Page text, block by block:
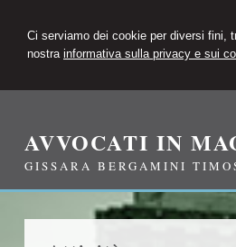
Ci serviamo dei cookie per diversi fini,
nostra informativa sulla privacy e sui
AVVOCATI IN
GISSARA BERGAMINI